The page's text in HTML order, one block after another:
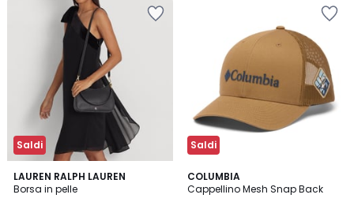
Saldi
LAUREN RALPH LAUREN
Borsa in pelle
5
/
2
Colori
Saldi
COLUMBIA
Cappellino Mesh Snap Back